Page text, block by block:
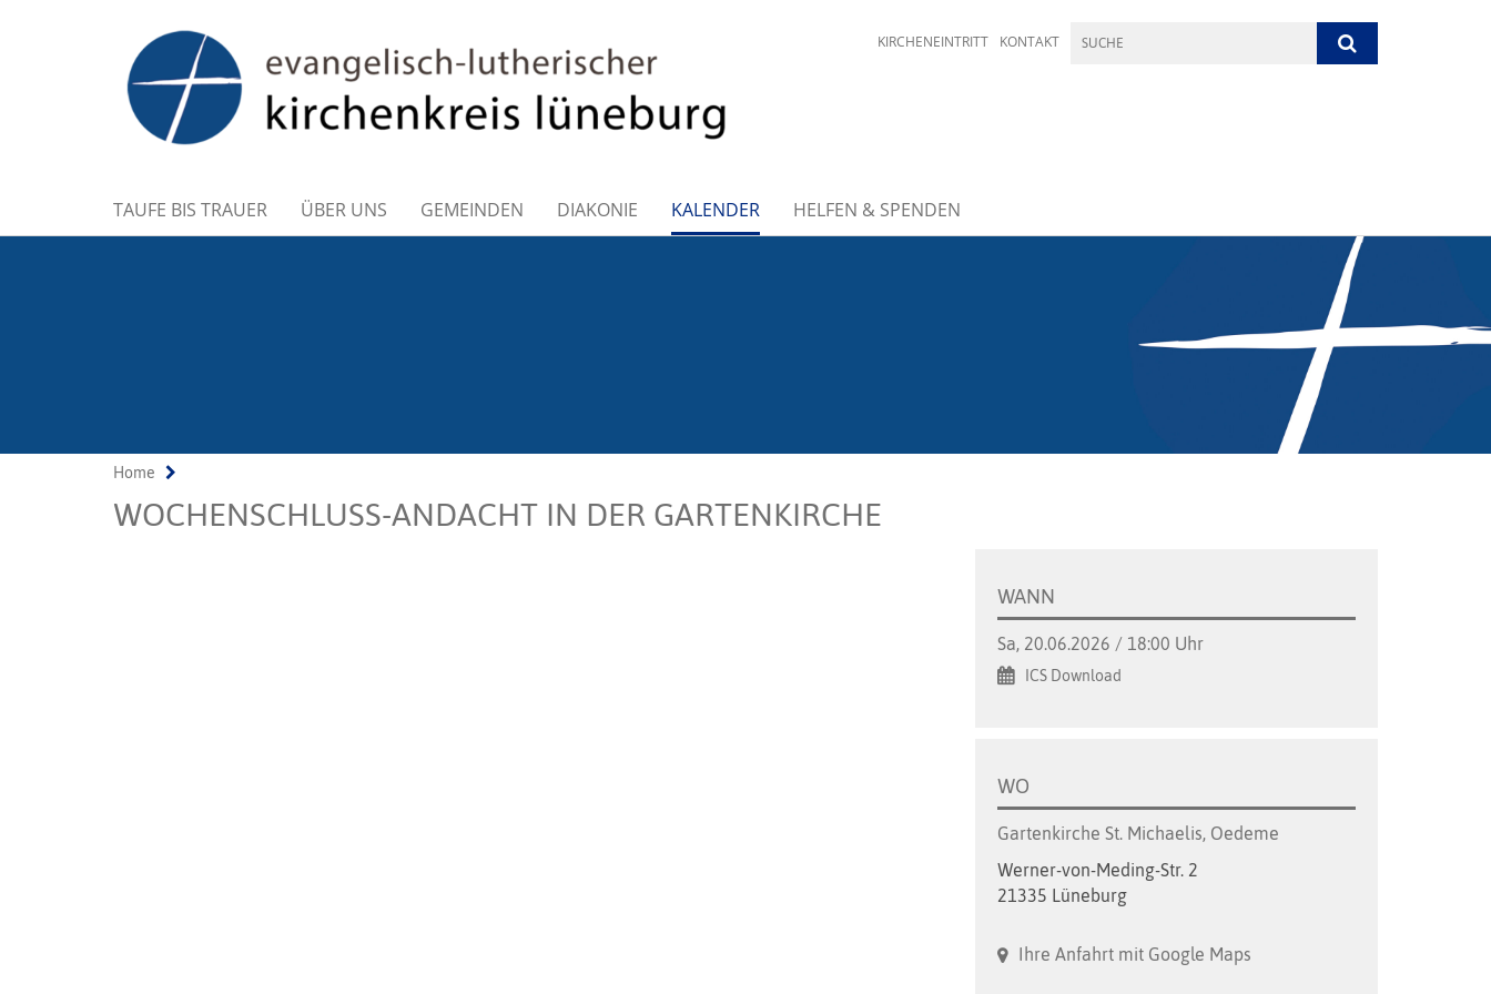
KIRCHENEINTRITT KONTAKT
TAUFE BIS TRAUER ÜBER UNS GEMEINDEN DIAKONIE KALENDER HELFEN & SPENDEN
Home
WOCHENSCHLUSS-ANDACHT IN DER GARTENKIRCHE
WANN
Sa, 20.06.2026 / 18:00 Uhr
ICS Download
WO
Gartenkirche St. Michaelis, Oedeme
Werner-von-Meding-Str. 2
21335 Lüneburg
Ihre Anfahrt mit Google Maps